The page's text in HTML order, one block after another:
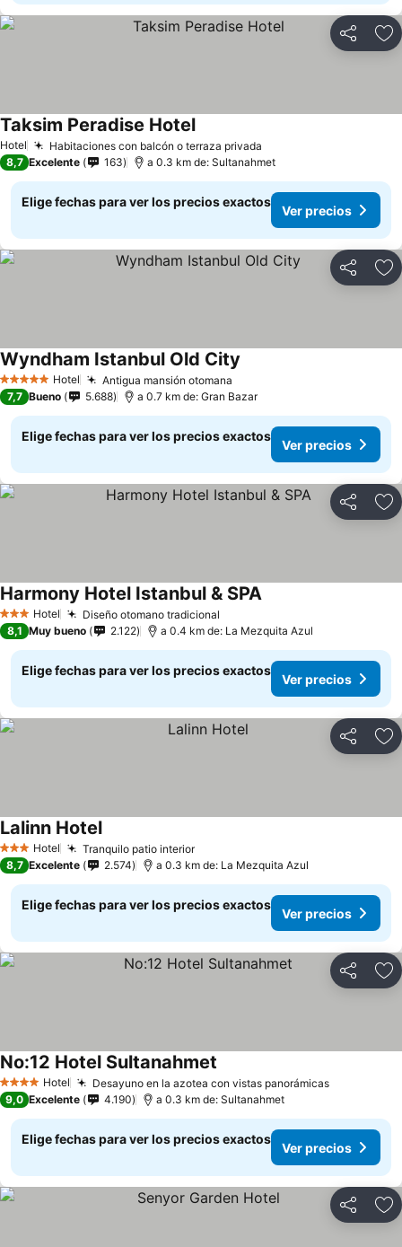
Compartir
Hotel Habitaciones con balcón o terraza privada
Taksim Peradise Hotel
8,7 Excelente 163 a 0.3 km de: Sultanahmet
Elige fechas para ver los precios exactos
Ver precios
Compartir
5 Estrellas Hotel Antigua mansión otomana
Wyndham Istanbul Old City
7,7 Bueno 5.688 a 0.7 km de: Gran Bazar
Elige fechas para ver los precios exactos
Ver precios
Compartir
3 Estrellas
Hotel Diseño otomano tradicional
Harmony Hotel Istanbul & SPA
8,1 Muy bueno 2.122 a 0.4 km de: La Mezquita Azul
Elige fechas para ver los precios exactos
Ver precios
Compartir
3 Estrellas
Hotel Tranquilo patio interior
Lalinn Hotel
8,7 Excelente 2.574 a 0.3 km de: La Mezquita Azul
Elige fechas para ver los precios exactos
Ver precios
Compartir
4 EstrellasHotel Desayuno en la azotea con vistas panorámicas
No:12 Hotel Sultanahmet
9,0 Excelente 4.190 a 0.3 km de: Sultanahmet
Elige fechas para ver los precios exactos
Ver precios
Compartir